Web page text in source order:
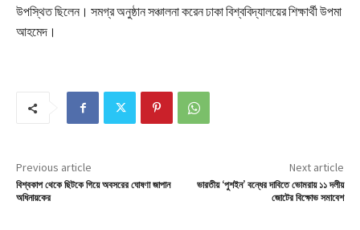
উপস্থিত ছিলেন। সমগ্র অনুষ্ঠান সঞ্চালনা করেন ঢাকা বিশ্ববিদ্যালয়ের শিক্ষার্থী উপমা
আহমেদ।
Previous article
বিশ্বকাপ থেকে ছিটকে গিয়ে অবসরের ঘোষণা জাপান
অধিনায়কের
Next article
ভারতীয় ‘পুশইন’ বন্ধের দাবিতে ভোমরায় ১১ দলীয়
জোটের বিক্ষোভ সমাবেশ